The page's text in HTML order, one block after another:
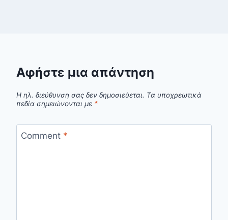
Αφήστε μια απάντηση
Η ηλ. διεύθυνση σας δεν δημοσιεύεται. Τα υποχρεωτικά
πεδία σημειώνονται με *
Comment *